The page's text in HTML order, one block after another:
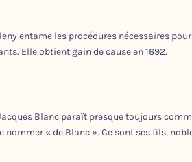
entame les procédures nécessaires
Elle obtient gain de cause en 1692.
Blanc paraît presque toujours
« de Blanc ». Ce sont ses fils,